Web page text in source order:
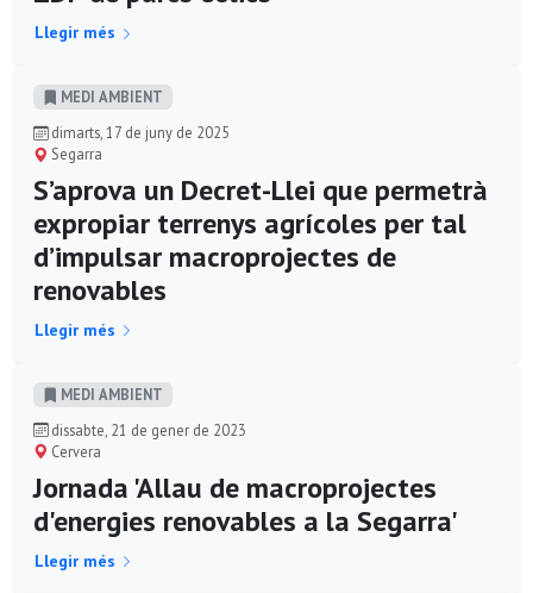
Llegir més
MEDI AMBIENT
dimarts, 17 de juny de 2025
Segarra
S’aprova un Decret-Llei que permetrà
expropiar terrenys agrícoles per tal
d’impulsar macroprojectes de
renovables
Llegir més
MEDI AMBIENT
dissabte, 21 de gener de 2023
Cervera
Jornada 'Allau de macroprojectes
d'energies renovables a la Segarra'
Llegir més